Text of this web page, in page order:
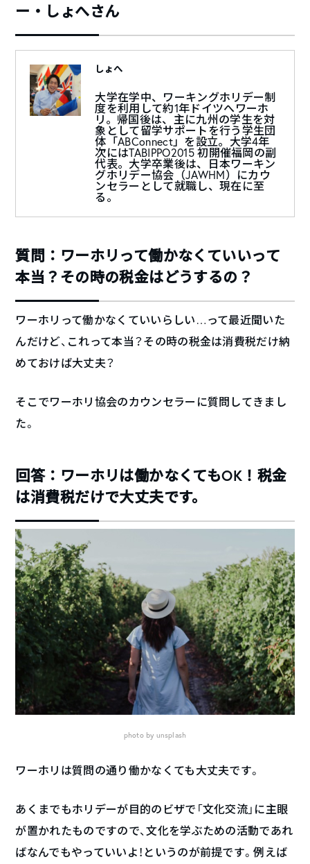
ー・しょへさん
しょへ
大学在学中、ワーキングホリデー制
度を利用して約1年ドイツへワーホ
リ。帰国後は、主に九州の学生を対
象として留学サポートを行う学生団
体「ABConnect」を設立。大学4年
次にはTABIPPO2015 初開催福岡の副
代表。大学卒業後は、日本ワーキン
グホリデー協会（JAWHM）にカウ
ンセラーとして就職し、現在に至
る。
質問：ワーホリって働かなくていいって
本当？その時の税金はどうするの？
ワーホリって働かなくていいらしい…って最近聞いた
んだけど、これって本当？その時の税金は消費税だけ納
めておけば大丈夫？
そこでワーホリ協会のカウンセラーに質問してきまし
た。
回答：ワーホリは働かなくてもOK！税金
は消費税だけで大丈夫です。
photo by unsplash
ワーホリは質問の通り働かなくても大丈夫です。
あくまでもホリデーが目的のビザで「文化交流」に主眼
が置かれたものですので、文化を学ぶための活動であれ
ばなんでもやっていいよ！というのが前提です。例えば